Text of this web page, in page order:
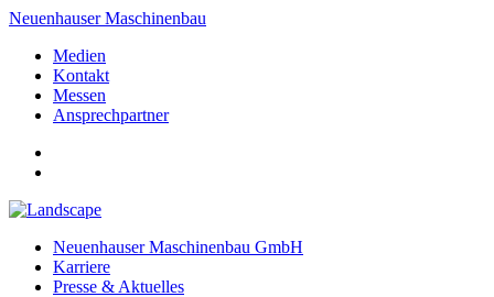
Neuenhauser Maschinenbau
Medien
Kontakt
Messen
Ansprechpartner
Neuenhauser Maschinenbau GmbH
Karriere
Presse & Aktuelles